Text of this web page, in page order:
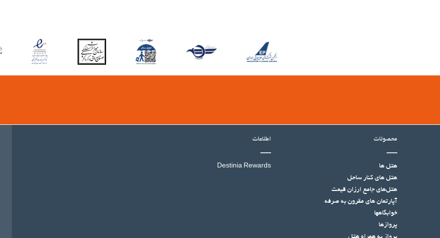
محصولات
هتل ها
هتل‌ های کنار ساحل
هتل‌های جامع ارزان قیمت
آپارتمان های مقرون به صرفه
خوابگاهها
پروازها
اطلاعات
Destinia Rewards